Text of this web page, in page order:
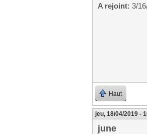
A rejoint: 3/
Haut
jeu, 18/04/2019 -
june